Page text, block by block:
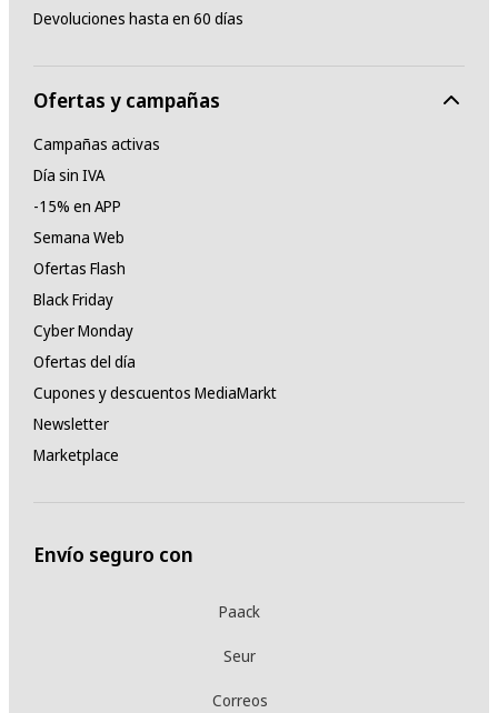
Devoluciones hasta en 60 días
Ofertas y campañas
Campañas activas
Día sin IVA
-15% en APP
Semana Web
Ofertas Flash
Black Friday
Cyber Monday
Ofertas del día
Cupones y descuentos MediaMarkt
Newsletter
Marketplace
Envío seguro con
Paack
Seur
Correos